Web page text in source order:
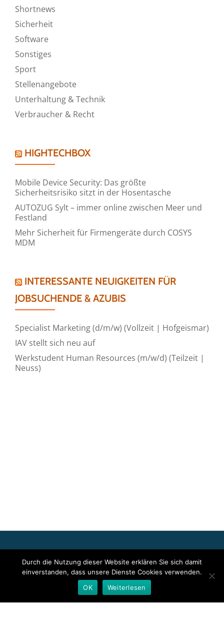
Shortnews
Sicherheit
Software
Sonstiges
Sport
Stellenangebote
Unterhaltung & Technik
Verbraucher & Recht
HIGHTECHBOX
Mobile Device Security: Das größte
Sicherheitsrisiko sitzt in der Hosentasche
AUTOZUG Sylt – immer online zwischen Meer und
Festland
Mehr Sicherheit für Firmengeräte durch COSYS
MDM
INTERESSANTE NEUIGKEITEN FÜR
JOBSUCHENDE & AZUBIS
Specialist Marketing (d/m/w) (Vollzeit | Hofgeismar)
IAV stellt sich neu auf
Werkstudent Human Resources (m/w/d) (Teilzeit |
Neuss)
Event bzw. das Stellenangebot sowie für das angezeigte Bild- und
Tonmaterial ist allein der jeweils angegebene Herausgeber
verantwortlich. Dieser ist in der Regel auch Urheber der
Pressetexte sowie der angehängten Bild-, Ton- und
Durch die Nutzung dieser Website erklären Sie sich damit
einverstanden, dass unsere Dienste Cookies verwenden.
OK
Weiterlesen